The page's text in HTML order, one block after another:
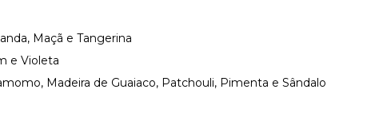
Maçã e Tangerina
e Violeta
Madeira de Guaiaco, Patchouli, Pimenta e Sândalo